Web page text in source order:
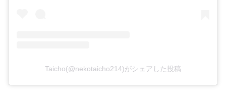
Taicho(@nekotaicho214)がシェアした投稿